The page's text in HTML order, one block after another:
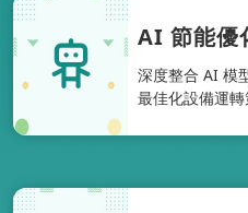
AI 節能優
深度整合 AI 模
最佳化設備運轉